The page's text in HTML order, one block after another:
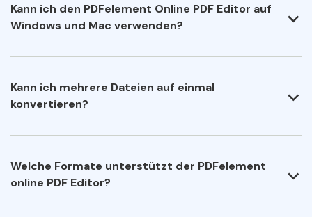
Kann ich den PDFelement Online PDF Editor auf
Windows und Mac verwenden?
Kann ich mehrere Dateien auf einmal
konvertieren?
Welche Formate unterstützt der PDFelement
online PDF Editor?